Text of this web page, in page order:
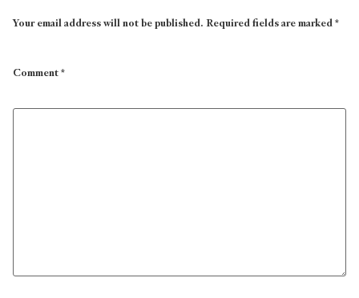
Your email address will not be published.Required fields are marked*
Comment*